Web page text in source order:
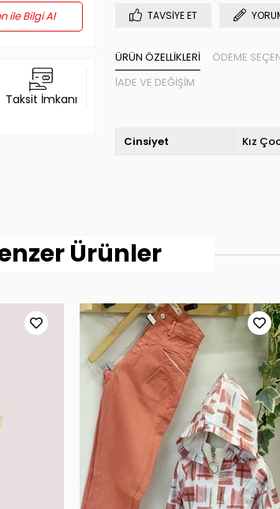
ile Bilgi Al
Taksit İmkanı
TAVSIYE ET
ÜRÜN ÖZELLIKLERI ÖDEME
İADE VE DEĞIŞIM
Cinsiyet Kız
Ürünler